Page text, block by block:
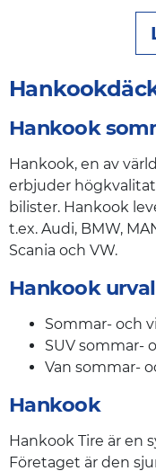
Hankook
Hankook, en av
erbjuder
bilister. Hankook
t.ex. Audi, BMW,
Scania och VW.
Hankook urval
Sommar- och
SUV sommar-
Van sommar-
Hankook
Hankook Tire är en
Företaget är den